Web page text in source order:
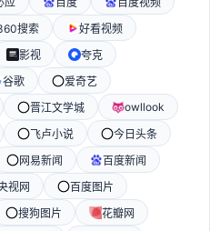
搜索
好看视频
影视
夸克
谷歌
爱奇艺
晋江文学城
owllook
飞卢小说
今日头条
网易新闻
百度新闻
视网
百度图片
搜狗图片
花瓣网